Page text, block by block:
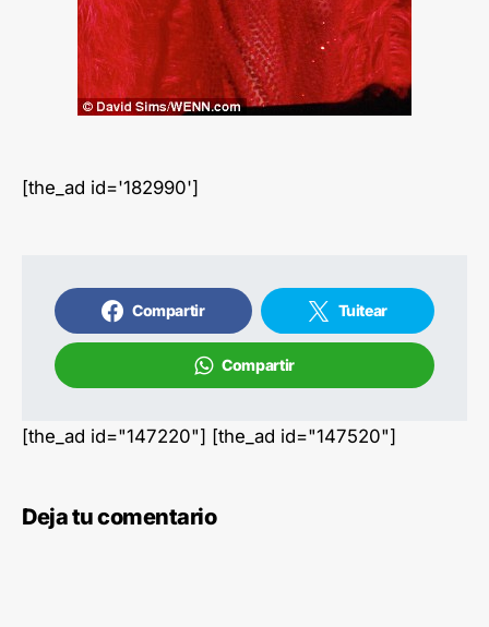
[the_ad id='182990']
Compartir Tuitear
Compartir
[the_ad id="147220"] [the_ad id="147520"]
Deja tu comentario